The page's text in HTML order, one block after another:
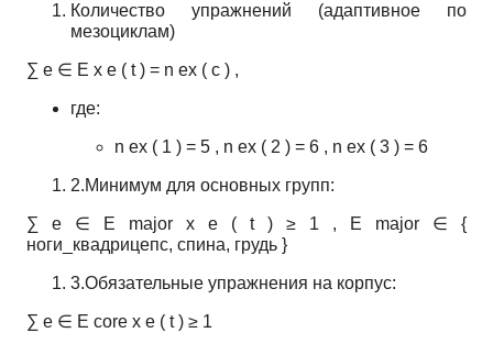
Количество упражнений (адаптивное по
мезоциклам)
∑ e ∈ E x e ( t ) = n ex ( c ) ,
где:
n ex ( 1 ) = 5 , n ex ( 2 ) = 6 , n ex ( 3 ) = 6
2.Минимум для основных групп:
∑ e ∈ E major x e ( t ) ≥ 1 , E major ∈
{
ноги_квадрицепс, спина, грудь }
3.Обязательные упражнения на корпус:
∑ e ∈ E core x e ( t ) ≥ 1